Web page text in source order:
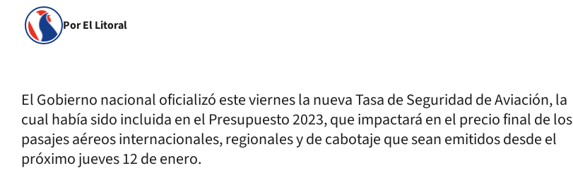
Por El Litoral
El Gobierno nacional oficializó este viernes la nueva Tasa de Seguridad de Aviación, la
cual había sido incluida en el Presupuesto 2023, que impactará en el precio final de los
pasajes aéreos internacionales, regionales y de cabotaje que sean emitidos desde el
próximo jueves 12 de enero.